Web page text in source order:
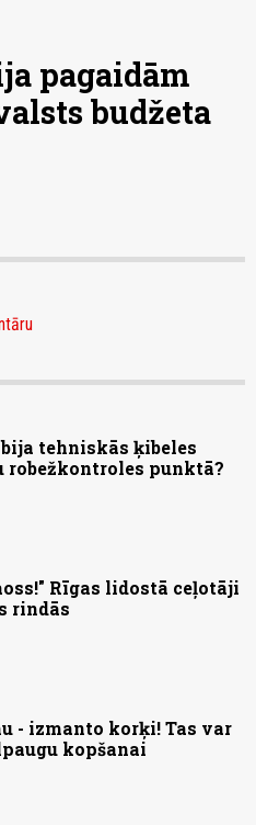
pagaidām
budžeta
tehniskās ķibeles
robežkontroles punktā?
Rīgas lidostā ceļotāji
rindās
- izmanto korķi! Tas var
kopšanai